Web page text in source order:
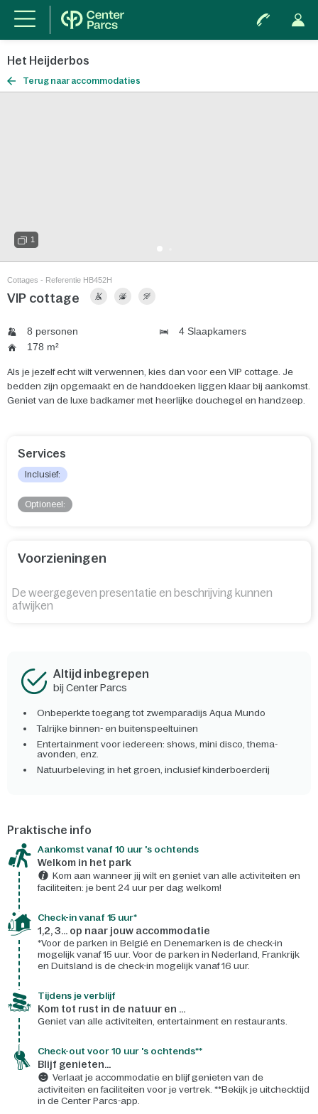
Het Heijderbos
Terug naar accommodaties
1
Cottages - Referentie HB452H
VIP cottage
8 personen
4 Slaapkamers
178 m²
Als je jezelf echt wilt verwennen, kies dan voor een VIP cottage. Je
bedden zijn opgemaakt en de handdoeken liggen klaar bij aankomst.
Geniet van de luxe badkamer met heerlijke douchegel en handzeep.
Services
Inclusief:
Optioneel:
Voorzieningen
De weergegeven presentatie en beschrijving kunnen
afwijken
Altijd inbegrepen
bij Center Parcs
Onbeperkte toegang tot zwemparadijs Aqua Mundo
Talrijke binnen- en buitenspeeltuinen
Entertainment voor iedereen: shows, mini disco, thema-
avonden, enz.
Natuurbeleving in het groen, inclusief kinderboerderij
Praktische info
Aankomst vanaf 10 uur 's ochtends
Welkom in het park
Kom aan wanneer jij wilt en geniet van alle activiteiten en
faciliteiten: je bent 24 uur per dag welkom!
Check-in vanaf 15 uur*
1,2, 3... op naar jouw accommodatie
*Voor de parken in België en Denemarken is de check-in
mogelijk vanaf 15 uur. Voor de parken in Nederland, Frankrijk
en Duitsland is de check-in mogelijk vanaf 16 uur.
Tijdens je verblijf
Kom tot rust in de natuur en ...
Geniet van alle activiteiten, entertainment en restaurants.
Check-out voor 10 uur 's ochtends**
Blijf genieten...
Verlaat je accommodatie en blijf genieten van de
activiteiten en faciliteiten voor je vertrek. **Bekijk je uitchecktijd
in de Center Parcs-app.